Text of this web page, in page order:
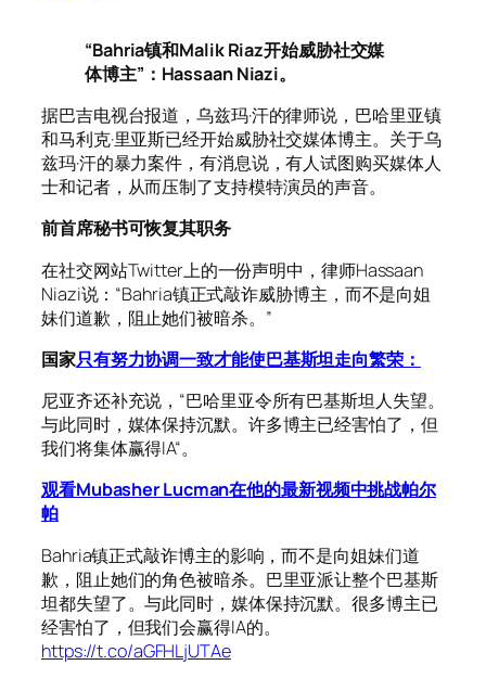
“Bahria镇和Malik Riaz开始威胁社交媒
体博主”：Hassaan Niazi。
据巴吉电视台报道，乌兹玛·汗的律师说，巴哈里亚镇
和马利克·里亚斯已经开始威胁社交媒体博主。关于乌
兹玛·汗的暴力案件，有消息说，有人试图购买媒体人
士和记者，从而压制了支持模特演员的声音。
前首席秘书可恢复其职务
在社交网站Twitter上的一份声明中，律师Hassaan
Niazi说：“Bahria镇正式敲诈威胁博主，而不是向姐
妹们道歉，阻止她们被暗杀。”
国家只有努力协调一致才能使巴基斯坦走向繁荣：
尼亚齐还补充说，“巴哈里亚令所有巴基斯坦人失望。
与此同时，媒体保持沉默。许多博主已经害怕了，但
我们将集体赢得IA“。
观看Mubasher Lucman在他的最新视频中挑战帕尔
帕
Bahria镇正式敲诈博主的影响，而不是向姐妹们道
歉，阻止她们的角色被暗杀。巴里亚派让整个巴基斯
坦都失望了。与此同时，媒体保持沉默。很多博主已
经害怕了，但我们会赢得IA的。
https://t.co/aGFHLjUTAe